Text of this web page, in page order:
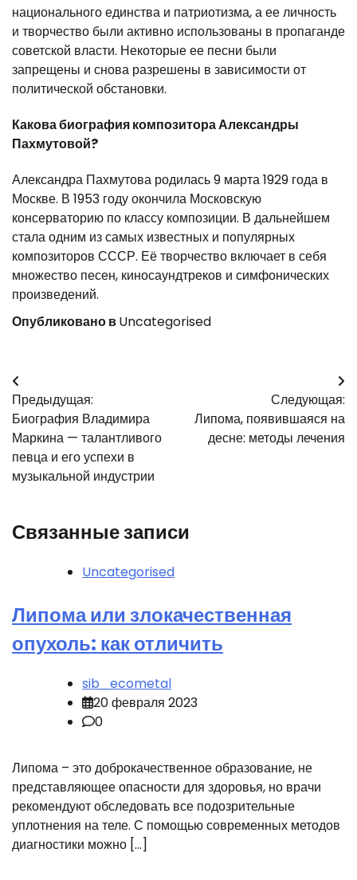
национального единства и патриотизма, а ее личность
и творчество были активно использованы в пропаганде
советской власти. Некоторые ее песни были
запрещены и снова разрешены в зависимости от
политической обстановки.
Какова биография композитора Александры
Пахмутовой?
Александра Пахмутова родилась 9 марта 1929 года в
Москве. В 1953 году окончила Московскую
консерваторию по классу композиции. В дальнейшем
стала одним из самых известных и популярных
композиторов СССР. Её творчество включает в себя
множество песен, киносаундтреков и симфонических
произведений.
Опубликовано вUncategorised
Навигация
по
записям
Предыдущая:
Биография Владимира
Маркина — талантливого
певца и его успехи в
музыкальной индустрии
Следующая:
Липома, появившаяся на
десне: методы лечения
Связанные записи
Uncategorised
Липома или злокачественная
опухоль: как отличить
sib_ecometal
20 февраля 2023
0
Липома – это доброкачественное образование, не
представляющее опасности для здоровья, но врачи
рекомендуют обследовать все подозрительные
уплотнения на теле. С помощью современных методов
диагностики можно […]